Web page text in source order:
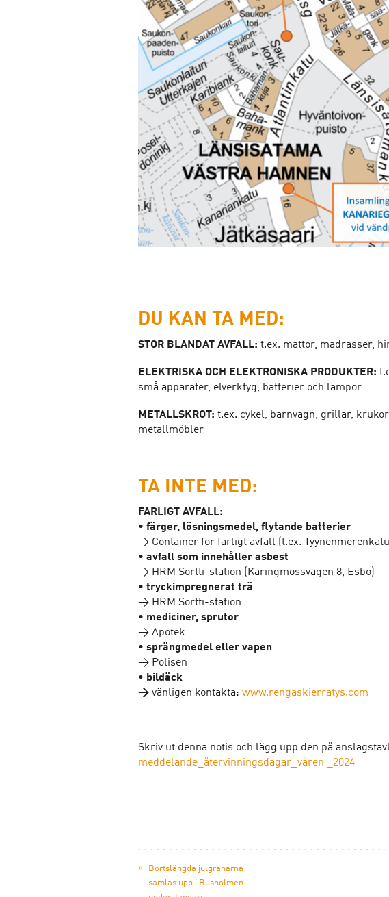
DU KAN TA MED:
STOR BLANDAT AVFALL: t.ex. mattor, madrasser,
ELEKTRISKA OCH ELEKTRONISKA PRODUKTER:
små apparater, elverktyg, batterier och lampor
METALLSKROT: t.ex. cykel, barnvagn, grillar,
metallmöbler
TA INTE MED:
FARLIGT AVFALL:
• färger, lösningsmedel, flytande batterier
→ Container för farligt avfall (t.ex.
• avfall som innehåller asbest
→ HRM Sortti-station (Käringmossvägen 8, Esbo)
• tryckimpregnerat trä
→ HRM Sortti-station
• mediciner, sprutor
→ Apotek
• sprängmedel eller vapen
→ Polisen
• bildäck
→ vänligen kontakta: www.rengaskierratys.com
Skriv ut denna notis och lägg upp den på
meddelande_återvinningsdagar_våren _2024
«
Bortslängda julgranarna
samlas upp i Busholmen